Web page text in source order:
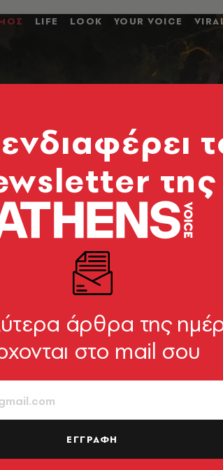
LIFE LOOK YOUR VOICE
της
άρθρα της
στο mail σου
ΕΓΓΡΑΦΗ